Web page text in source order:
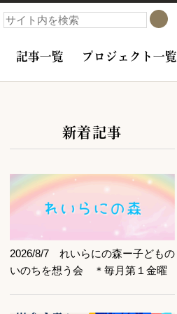
検索
検索
記事一覧 プロジェクト一覧
サブコンテンツ
新着記事
2026/8/7 れいらにの森ー子どもの
いのちを想う会 ＊毎月第１金曜
記事を読む